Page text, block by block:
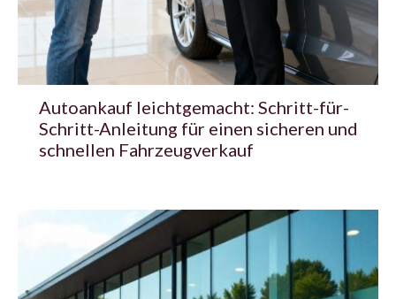
Autoankauf leichtgemacht: Schritt-für-
Schritt-Anleitung für einen sicheren und
schnellen Fahrzeugverkauf